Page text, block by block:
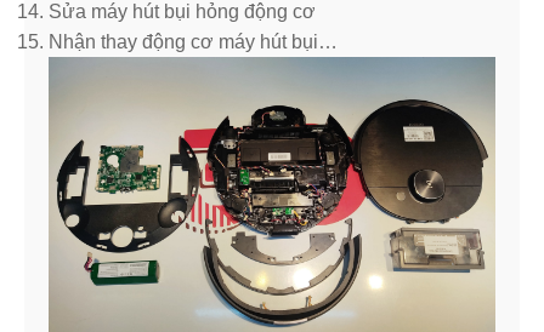
Sửa máy hút bụi hỏng động cơ
Nhận thay động cơ máy hút bụi…